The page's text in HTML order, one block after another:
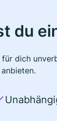
du
dich